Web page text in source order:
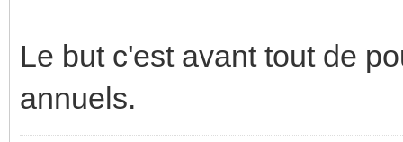
Le but c'est avant tout de
annuels.